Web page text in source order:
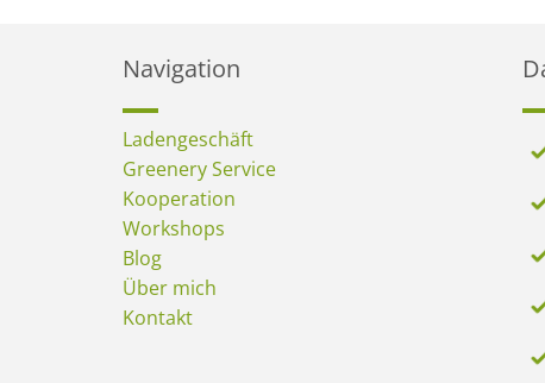
Navigation
Ladengeschäft
Greenery Service
Kooperation
Workshops
Blog
Über mich
Kontakt